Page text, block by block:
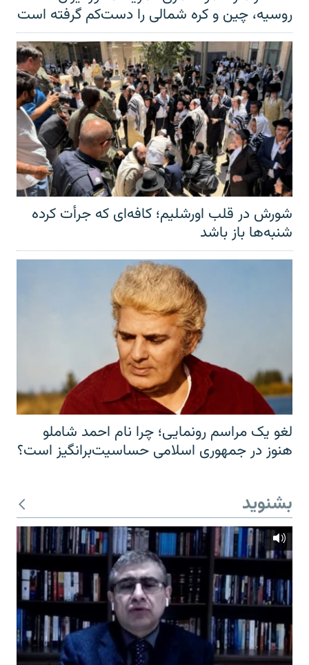
روسیه، چین و کره شمالی را دست‌کم گرفته است
شورش در قلب اورشلیم؛ کافه‌ای که جرأت کرده
شنبه‌ها باز باشد
لغو یک مراسم رونمایی؛ چرا نام احمد شاملو
هنوز در جمهوری اسلامی حساسیت‌برانگیز است؟
بشنوید